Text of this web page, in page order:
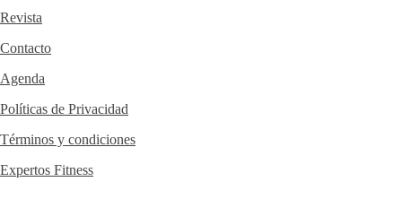
Revista
Contacto
Agenda
Políticas de Privacidad
Términos y condiciones
Expertos Fitness